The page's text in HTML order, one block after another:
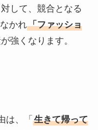
して、競合となる
かれ「ファッショ
強くなります。
は、「 生きて帰って